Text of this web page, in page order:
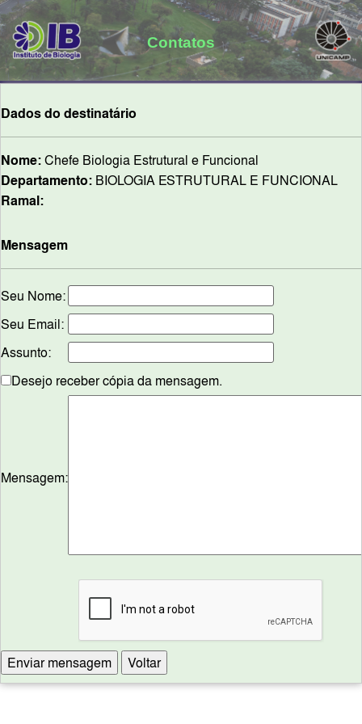
Contatos
Dados do destinatário
Nome:Chefe Biologia Estrutural e Funcional
Departamento: BIOLOGIA ESTRUTURAL E FUNCIONAL
Ramal:
Mensagem
Seu Nome:
Seu Email:
Assunto:
Desejo receber cópia da mensagem.
Mensagem: